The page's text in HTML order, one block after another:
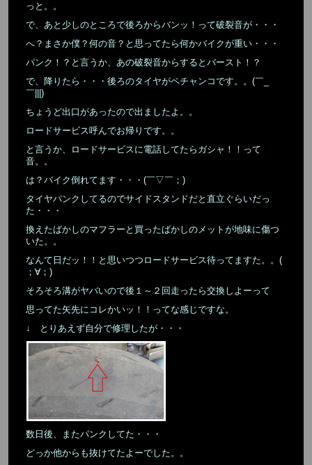
っと。。
で、あと少しのところで後ろからバンッ！って破裂音が・・・
へ？まさか僕？何の音？と思ってたら何かバイクが重い・・・
パンク！？と言うか、あの破裂音からするとバースト！？
で、降りたら・・・後ろのタイヤがペチャンコです。。(￣_
￣|||)
ちょうど出口があったので出ましたよ。。
ロードサービス呼んでお帰りです。。
と言うか、ロードサービスに電話してたらガシャ！！って
音。。
は？バイク倒れてます・・・(￣▽￣；)
タイヤパンクしてるのでサイドスタンドだと直立ぐらいだっ
た・・・
換えたばかしのマフラーと買ったばかしのメットが地味に傷つ
いた。。
なんて日だッ！！と思いつつロードサービス待ってますた。。(
；∀；)
そろそろ溝がヤバいので後１～２回走ったら交換しよーって
思ってた矢先にコレかいッ！！ってな感じですな。
↓ とりあえず自分で修理したが・・・
数日後、またパンクしてた・・・
どっか他からも抜けてたよーでした。。